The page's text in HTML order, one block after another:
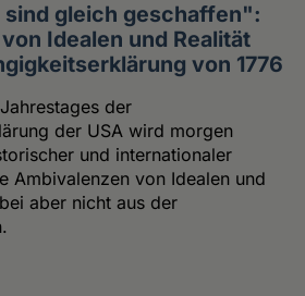
gleich geschaffen":
Idealen und Realität
von 1776
der
der USA wird morgen
und internationaler
Ambivalenzen von Idealen und
aber nicht aus der